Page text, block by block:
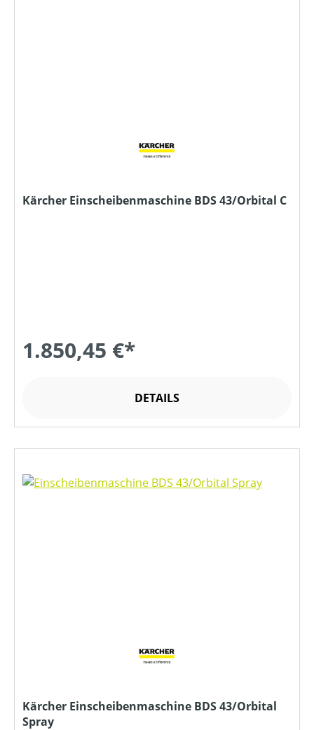
Kärcher Einscheibenmaschine BDS 43/Orbital C
1.850,45 €*
DETAILS
Kärcher Einscheibenmaschine BDS 43/Orbital
Spray